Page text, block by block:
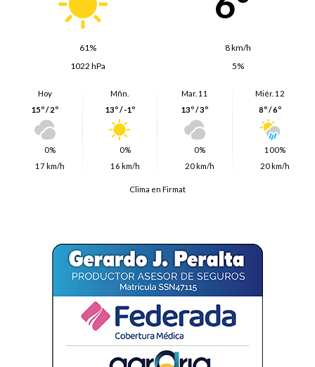
61%
8 km/h
1022 hPa
5%
Hoy
15º / 2º
0%
17 km/h
Mñn.
13º / -1º
0%
16 km/h
Mar. 11
13º / 3º
0%
20 km/h
Miér. 12
8º / 6º
100%
20 km/h
Clima en Firmat